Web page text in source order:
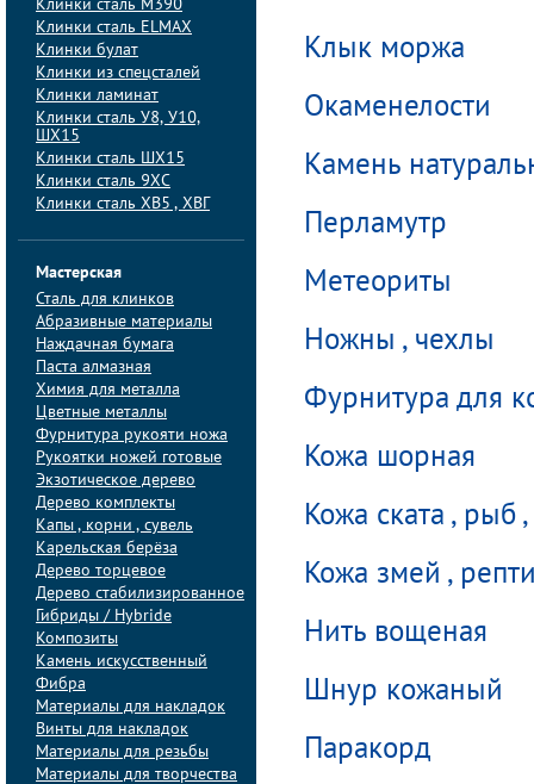
Клинки сталь M390
Клинки сталь ELMAX
Клинки булат
Клинки из спецсталей
Клинки ламинат
Клинки сталь У8, У10,
ШХ15
Клинки сталь ШХ15
Клинки сталь 9ХС
Клинки сталь ХВ5 , ХВГ
Мастерская
Сталь для клинков
Абразивные материалы
Наждачная бумага
Паста алмазная
Химия для металла
Цветные металлы
Фурнитура рукояти ножа
Рукоятки ножей готовые
Экзотическое дерево
Дерево комплекты
Капы , корни , сувель
Карельская берёза
Дерево торцевое
Дерево стабилизированное
Гибриды / Hybride
Композиты
Камень искусственный
Фибра
Материалы для накладок
Винты для накладок
Материалы для резьбы
Материалы для творчества
Клык моржа
Окаменелости
Камень
Перламутр
Метеориты
Ножны , чехлы
Фурнитура для
Кожа шорная
Кожа ската , рыб ,
Кожа змей ,
Нить вощеная
Шнур кожаный
Паракорд